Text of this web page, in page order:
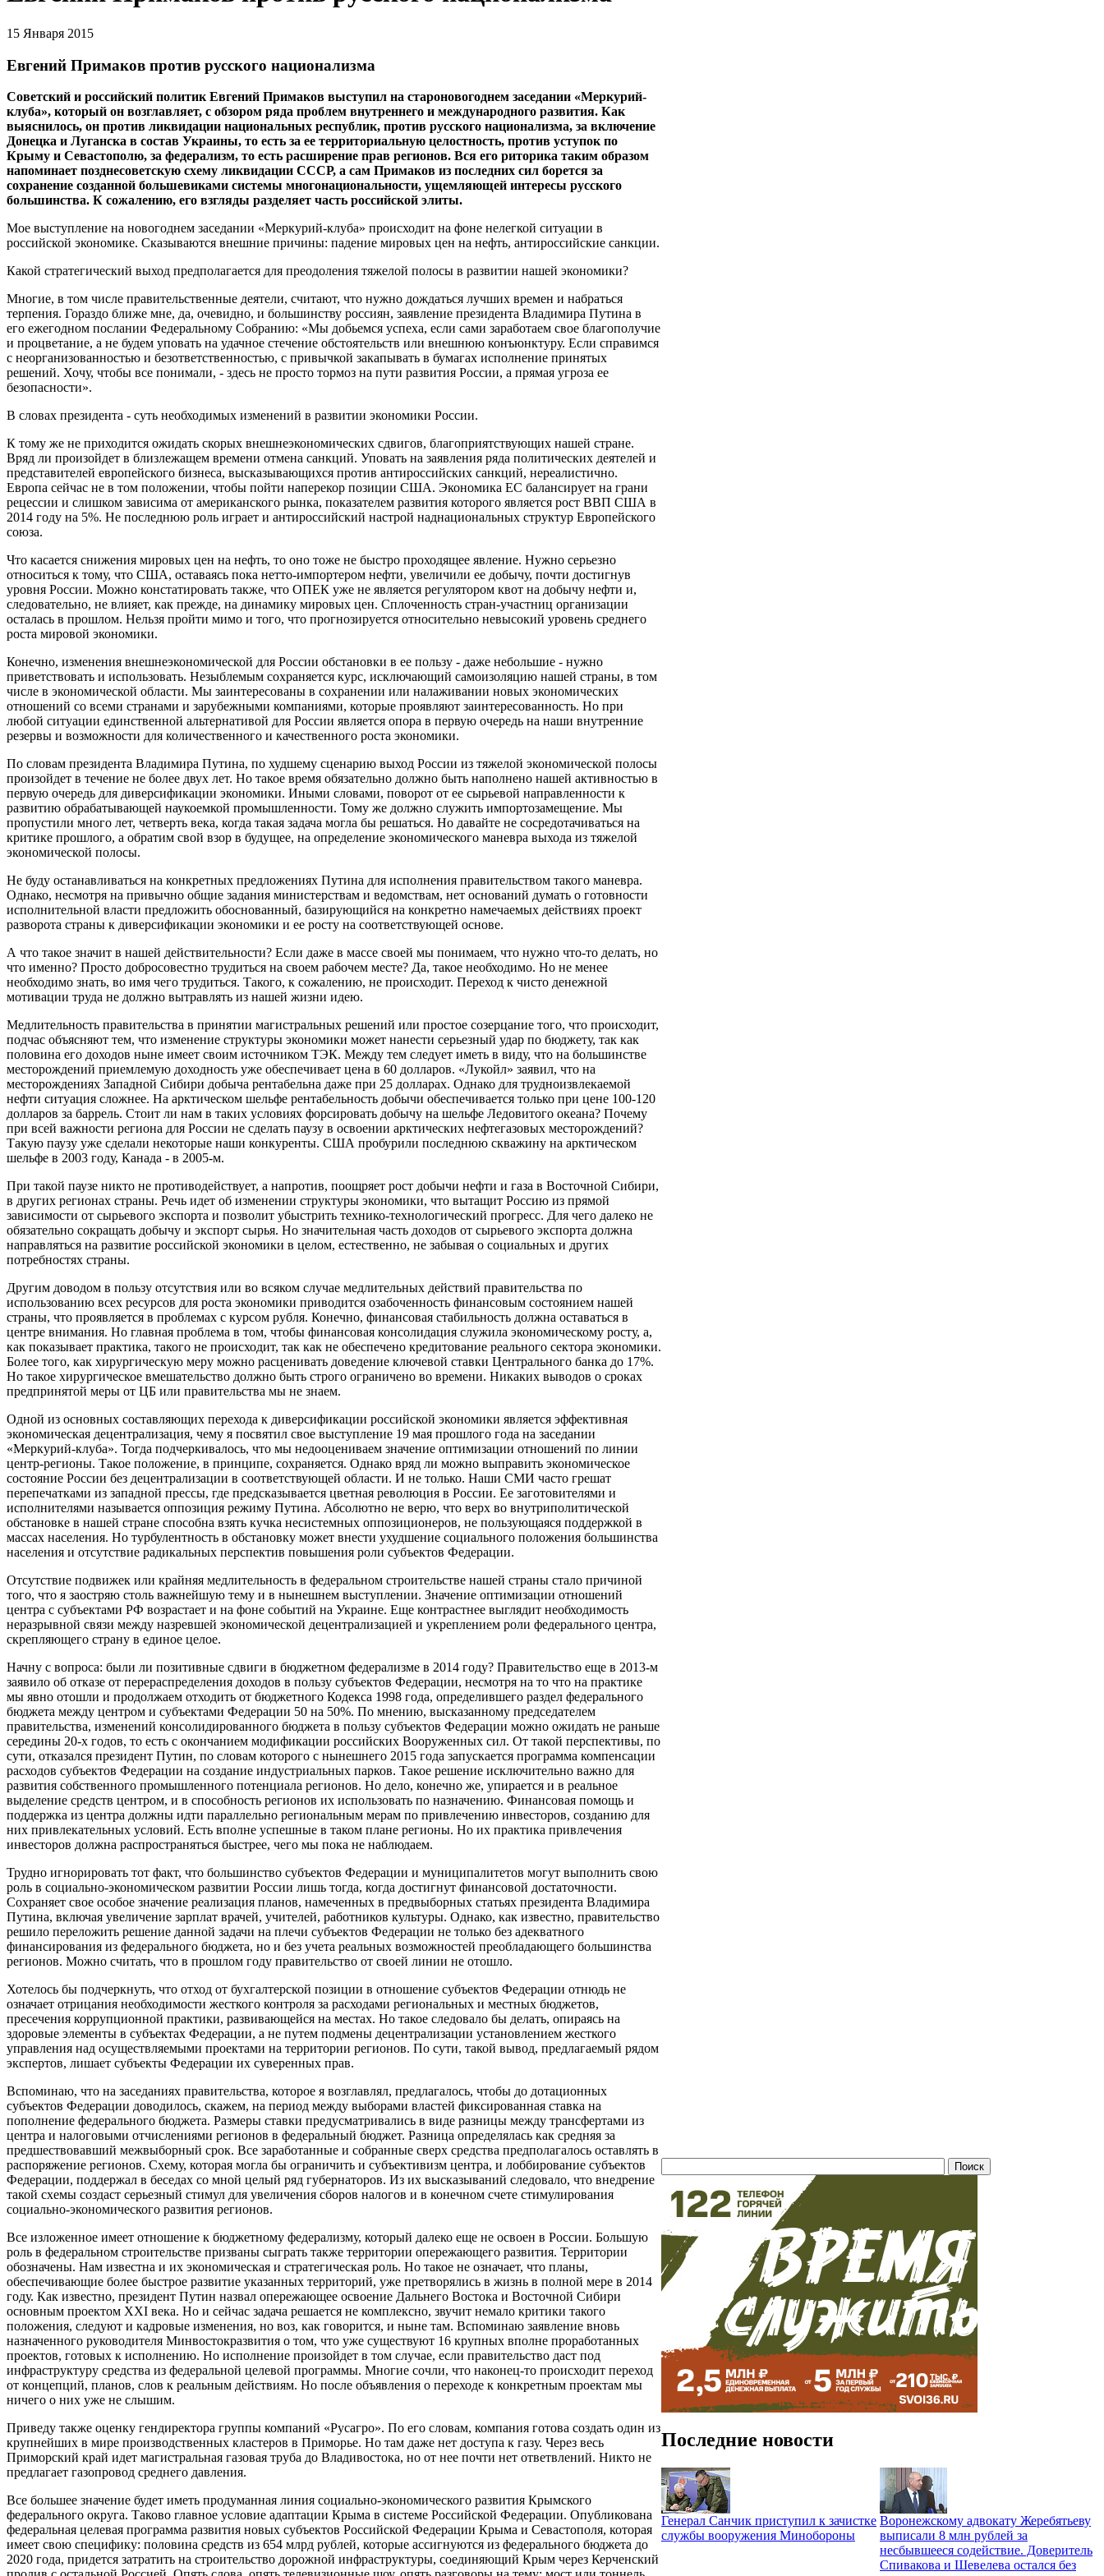
15 Января 2015
Евгений Примаков против русского национализма
Советский и российский политик Евгений Примаков выступил на староновогоднем заседании «Меркурий-
клуба», который он возглавляет, с обзором ряда проблем внутреннего и международного развития. Как
выяснилось, он против ликвидации национальных республик, против русского национализма, за включение
Донецка и Луганска в состав Украины, то есть за ее территориальную целостность, против уступок по
Крыму и Севастополю, за федерализм, то есть расширение прав регионов. Вся его риторика таким образом
напоминает позднесоветскую схему ликвидации СССР, а сам Примаков из последних сил борется за
сохранение созданной большевиками системы многонациональности, ущемляющей интересы русского
большинства. К сожалению, его взгляды разделяет часть российской элиты.
Мое выступление на новогоднем заседании «Меркурий-клуба» происходит на фоне нелегкой ситуации в
российской экономике. Сказываются внешние причины: падение мировых цен на нефть, антироссийские санкции.
Какой стратегический выход предполагается для преодоления тяжелой полосы в развитии нашей экономики?
Многие, в том числе правительственные деятели, считают, что нужно дождаться лучших времен и набраться
терпения. Гораздо ближе мне, да, очевидно, и большинству россиян, заявление президента Владимира Путина в
его ежегодном послании Федеральному Собранию: «Мы добьемся успеха, если сами заработаем свое благополучие
и процветание, а не будем уповать на удачное стечение обстоятельств или внешнюю конъюнктуру. Если справимся
с неорганизованностью и безответственностью, с привычкой закапывать в бумагах исполнение принятых
решений. Хочу, чтобы все понимали, - здесь не просто тормоз на пути развития России, а прямая угроза ее
безопасности».
В словах президента - суть необходимых изменений в развитии экономики России.
К тому же не приходится ожидать скорых внешнеэкономических сдвигов, благоприятствующих нашей стране.
Вряд ли произойдет в близлежащем времени отмена санкций. Уповать на заявления ряда политических деятелей и
представителей европейского бизнеса, высказывающихся против антироссийских санкций, нереалистично.
Европа сейчас не в том положении, чтобы пойти наперекор позиции США. Экономика ЕС балансирует на грани
рецессии и слишком зависима от американского рынка, показателем развития которого является рост ВВП США в
2014 году на 5%. Не последнюю роль играет и антироссийский настрой наднациональных структур Европейского
союза.
Что касается снижения мировых цен на нефть, то оно тоже не быстро проходящее явление. Нужно серьезно
относиться к тому, что США, оставаясь пока нетто-импортером нефти, увеличили ее добычу, почти достигнув
уровня России. Можно констатировать также, что ОПЕК уже не является регулятором квот на добычу нефти и,
следовательно, не влияет, как прежде, на динамику мировых цен. Сплоченность стран-участниц организации
осталась в прошлом. Нельзя пройти мимо и того, что прогнозируется относительно невысокий уровень среднего
роста мировой экономики.
Конечно, изменения внешнеэкономической для России обстановки в ее пользу - даже небольшие - нужно
приветствовать и использовать. Незыблемым сохраняется курс, исключающий самоизоляцию нашей страны, в том
числе в экономической области. Мы заинтересованы в сохранении или налаживании новых экономических
отношений со всеми странами и зарубежными компаниями, которые проявляют заинтересованность. Но при
любой ситуации единственной альтернативой для России является опора в первую очередь на наши внутренние
резервы и возможности для количественного и качественного роста экономики.
По словам президента Владимира Путина, по худшему сценарию выход России из тяжелой экономической полосы
произойдет в течение не более двух лет. Но такое время обязательно должно быть наполнено нашей активностью в
первую очередь для диверсификации экономики. Иными словами, поворот от ее сырьевой направленности к
развитию обрабатывающей наукоемкой промышленности. Тому же должно служить импортозамещение. Мы
пропустили много лет, четверть века, когда такая задача могла бы решаться. Но давайте не сосредотачиваться на
критике прошлого, а обратим свой взор в будущее, на определение экономического маневра выхода из тяжелой
экономической полосы.
Не буду останавливаться на конкретных предложениях Путина для исполнения правительством такого маневра.
Однако, несмотря на привычно общие задания министерствам и ведомствам, нет оснований думать о готовности
исполнительной власти предложить обоснованный, базирующийся на конкретно намечаемых действиях проект
разворота страны к диверсификации экономики и ее росту на соответствующей основе.
А что такое значит в нашей действительности? Если даже в массе своей мы понимаем, что нужно что-то делать, но
что именно? Просто добросовестно трудиться на своем рабочем месте? Да, такое необходимо. Но не менее
необходимо знать, во имя чего трудиться. Такого, к сожалению, не происходит. Переход к чисто денежной
мотивации труда не должно вытравлять из нашей жизни идею.
Медлительность правительства в принятии магистральных решений или простое созерцание того, что происходит,
подчас объясняют тем, что изменение структуры экономики может нанести серьезный удар по бюджету, так как
половина его доходов ныне имеет своим источником ТЭК. Между тем следует иметь в виду, что на большинстве
месторождений приемлемую доходность уже обеспечивает цена в 60 долларов. «Лукойл» заявил, что на
месторождениях Западной Сибири добыча рентабельна даже при 25 долларах. Однако для трудноизвлекаемой
нефти ситуация сложнее. На арктическом шельфе рентабельность добычи обеспечивается только при цене 100-120
долларов за баррель. Стоит ли нам в таких условиях форсировать добычу на шельфе Ледовитого океана? Почему
при всей важности региона для России не сделать паузу в освоении арктических нефтегазовых месторождений?
Такую паузу уже сделали некоторые наши конкуренты. США пробурили последнюю скважину на арктическом
шельфе в 2003 году, Канада - в 2005-м.
При такой паузе никто не противодействует, а напротив, поощряет рост добычи нефти и газа в Восточной Сибири,
в других регионах страны. Речь идет об изменении структуры экономики, что вытащит Россию из прямой
зависимости от сырьевого экспорта и позволит убыстрить технико-технологический прогресс. Для чего далеко не
обязательно сокращать добычу и экспорт сырья. Но значительная часть доходов от сырьевого экспорта должна
направляться на развитие российской экономики в целом, естественно, не забывая о социальных и других
потребностях страны.
Другим доводом в пользу отсутствия или во всяком случае медлительных действий правительства по
использованию всех ресурсов для роста экономики приводится озабоченность финансовым состоянием нашей
страны, что проявляется в проблемах с курсом рубля. Конечно, финансовая стабильность должна оставаться в
центре внимания. Но главная проблема в том, чтобы финансовая консолидация служила экономическому росту, а,
как показывает практика, такого не происходит, так как не обеспечено кредитование реального сектора экономики.
Более того, как хирургическую меру можно расценивать доведение ключевой ставки Центрального банка до 17%.
Но такое хирургическое вмешательство должно быть строго ограничено во времени. Никаких выводов о сроках
предпринятой меры от ЦБ или правительства мы не знаем.
Одной из основных составляющих перехода к диверсификации российской экономики является эффективная
экономическая децентрализация, чему я посвятил свое выступление 19 мая прошлого года на заседании
«Меркурий-клуба». Тогда подчеркивалось, что мы недооцениваем значение оптимизации отношений по линии
центр-регионы. Такое положение, в принципе, сохраняется. Однако вряд ли можно выправить экономическое
состояние России без децентрализации в соответствующей области. И не только. Наши СМИ часто грешат
перепечатками из западной прессы, где предсказывается цветная революция в России. Ее заготовителями и
исполнителями называется оппозиция режиму Путина. Абсолютно не верю, что верх во внутриполитической
обстановке в нашей стране способна взять кучка несистемных оппозиционеров, не пользующаяся поддержкой в
массах населения. Но турбулентность в обстановку может внести ухудшение социального положения большинства
населения и отсутствие радикальных перспектив повышения роли субъектов Федерации.
Отсутствие подвижек или крайняя медлительность в федеральном строительстве нашей страны стало причиной
того, что я заостряю столь важнейшую тему и в нынешнем выступлении. Значение оптимизации отношений
центра с субъектами РФ возрастает и на фоне событий на Украине. Еще контрастнее выглядит необходимость
неразрывной связи между назревшей экономической децентрализацией и укреплением роли федерального центра,
скрепляющего страну в единое целое.
Начну с вопроса: были ли позитивные сдвиги в бюджетном федерализме в 2014 году? Правительство еще в 2013-м
заявило об отказе от перераспределения доходов в пользу субъектов Федерации, несмотря на то что на практике
мы явно отошли и продолжаем отходить от бюджетного Кодекса 1998 года, определившего раздел федерального
бюджета между центром и субъектами Федерации 50 на 50%. По мнению, высказанному председателем
правительства, изменений консолидированного бюджета в пользу субъектов Федерации можно ожидать не раньше
середины 20-х годов, то есть с окончанием модификации российских Вооруженных сил. От такой перспективы, по
сути, отказался президент Путин, по словам которого с нынешнего 2015 года запускается программа компенсации
расходов субъектов Федерации на создание индустриальных парков. Такое решение исключительно важно для
развития собственного промышленного потенциала регионов. Но дело, конечно же, упирается и в реальное
выделение средств центром, и в способность регионов их использовать по назначению. Финансовая помощь и
поддержка из центра должны идти параллельно региональным мерам по привлечению инвесторов, созданию для
них привлекательных условий. Есть вполне успешные в таком плане регионы. Но их практика привлечения
инвесторов должна распространяться быстрее, чего мы пока не наблюдаем.
Трудно игнорировать тот факт, что большинство субъектов Федерации и муниципалитетов могут выполнить свою
роль в социально-экономическом развитии России лишь тогда, когда достигнут финансовой достаточности.
Сохраняет свое особое значение реализация планов, намеченных в предвыборных статьях президента Владимира
Путина, включая увеличение зарплат врачей, учителей, работников культуры. Однако, как известно, правительство
решило переложить решение данной задачи на плечи субъектов Федерации не только без адекватного
финансирования из федерального бюджета, но и без учета реальных возможностей преобладающего большинства
регионов. Можно считать, что в прошлом году правительство от своей линии не отошло.
Хотелось бы подчеркнуть, что отход от бухгалтерской позиции в отношение субъектов Федерации отнюдь не
означает отрицания необходимости жесткого контроля за расходами региональных и местных бюджетов,
пресечения коррупционной практики, развивающейся на местах. Но такое следовало бы делать, опираясь на
здоровые элементы в субъектах Федерации, а не путем подмены децентрализации установлением жесткого
управления над осуществляемыми проектами на территории регионов. По сути, такой вывод, предлагаемый рядом
экспертов, лишает субъекты Федерации их суверенных прав.
Вспоминаю, что на заседаниях правительства, которое я возглавлял, предлагалось, чтобы до дотационных
субъектов Федерации доводилось, скажем, на период между выборами властей фиксированная ставка на
пополнение федерального бюджета. Размеры ставки предусматривались в виде разницы между трансфертами из
центра и налоговыми отчислениями регионов в федеральный бюджет. Разница определялась как средняя за
предшествовавший межвыборный срок. Все заработанные и собранные сверх средства предполагалось оставлять в
распоряжение регионов. Схему, которая могла бы ограничить и субъективизм центра, и лоббирование субъектов
Федерации, поддержал в беседах со мной целый ряд губернаторов. Из их высказываний следовало, что внедрение
такой схемы создаст серьезный стимул для увеличения сборов налогов и в конечном счете стимулирования
социально-экономического развития регионов.
Все изложенное имеет отношение к бюджетному федерализму, который далеко еще не освоен в России. Большую
роль в федеральном строительстве призваны сыграть также территории опережающего развития. Территории
обозначены. Нам известна и их экономическая и стратегическая роль. Но такое не означает, что планы,
обеспечивающие более быстрое развитие указанных территорий, уже претворялись в жизнь в полной мере в 2014
году. Как известно, президент Путин назвал опережающее освоение Дальнего Востока и Восточной Сибири
основным проектом XXI века. Но и сейчас задача решается не комплексно, звучит немало критики такого
положения, следуют и кадровые изменения, но воз, как говорится, и ныне там. Вспоминаю заявление вновь
назначенного руководителя Минвостокразвития о том, что уже существуют 16 крупных вполне проработанных
проектов, готовых к исполнению. Но исполнение произойдет в том случае, если правительство даст под
инфраструктуру средства из федеральной целевой программы. Многие сочли, что наконец-то происходит переход
от концепций, планов, слов к реальным действиям. Но после объявления о переходе к конкретным проектам мы
ничего о них уже не слышим.
Приведу также оценку гендиректора группы компаний «Русагро». По его словам, компания готова создать один из
крупнейших в мире производственных кластеров в Приморье. Но там даже нет доступа к газу. Через весь
Приморский край идет магистральная газовая труба до Владивостока, но от нее почти нет ответвлений. Никто не
предлагает газопровод среднего давления.
Все большее значение будет иметь продуманная линия социально-экономического развития Крымского
федерального округа. Таково главное условие адаптации Крыма в системе Российской Федерации. Опубликована
федеральная целевая программа развития новых субъектов Российской Федерации Крыма и Севастополя, которая
имеет свою специфику: половина средств из 654 млрд рублей, которые ассигнуются из федерального бюджета до
2020 года, придется затратить на строительство дорожной инфраструктуры, соединяющий Крым через Керченский
Последние новости
Генерал Санчик приступил к зачистке
службы вооружения Минобороны
Воронежскому адвокату Жеребятьеву
выписали 8 млн рублей за
несбывшееся содействие. Доверитель
Спивакова и Шевелева остался без